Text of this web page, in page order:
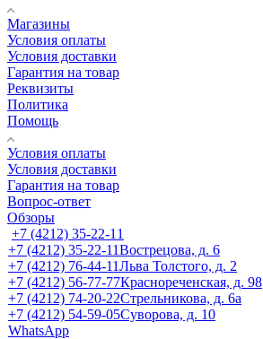
Магазины
Условия оплаты
Условия доставки
Гарантия на товар
Реквизиты
Политика
Помощь
Условия оплаты
Условия доставки
Гарантия на товар
Вопрос-ответ
Обзоры
+7 (4212) 35-22-11
+7 (4212) 35-22-11Вострецова, д. 6
+7 (4212) 76-44-11Льва Толстого, д. 2
+7 (4212) 56-77-77Краснореченская, д. 98
+7 (4212) 74-20-22Стрельникова, д. 6а
+7 (4212) 54-59-05Суворова, д. 10
WhatsApp